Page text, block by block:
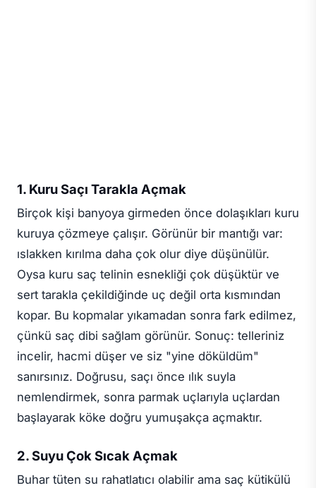
1. Kuru Saçı Tarakla Açmak
Birçok kişi banyoya girmeden önce dolaşıkları kuru
kuruya çözmeye çalışır. Görünür bir mantığı var:
ıslakken kırılma daha çok olur diye düşünülür.
Oysa kuru saç telinin esnekliği çok düşüktür ve
sert tarakla çekildiğinde uç değil orta kısmından
kopar. Bu kopmalar yıkamadan sonra fark edilmez,
çünkü saç dibi sağlam görünür. Sonuç: telleriniz
incelir, hacmi düşer ve siz "yine döküldüm"
sanırsınız. Doğrusu, saçı önce ılık suyla
nemlendirmek, sonra parmak uçlarıyla uçlardan
başlayarak köke doğru yumuşakça açmaktır.
2. Suyu Çok Sıcak Açmak
Buhar tüten su rahatlatıcı olabilir ama saç kütikülü